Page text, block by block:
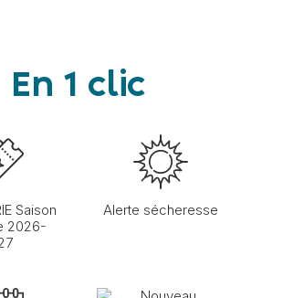
En 1 clic
Saison
2026-
Alerte sécheresse